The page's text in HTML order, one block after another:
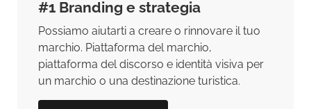
#1 Branding e strategia
Possiamo aiutarti a creare o rinnovare il tuo
marchio. Piattaforma del marchio,
piattaforma del discorso e identità visiva per
un marchio o una destinazione turistica.